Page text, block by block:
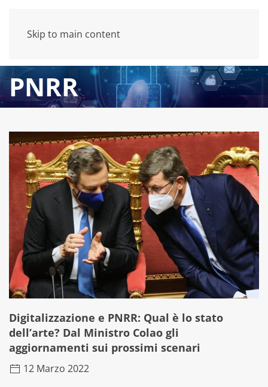
Skip to main content
PNRR
Digitalizzazione e PNRR: Qual è lo stato
dell’arte? Dal Ministro Colao gli
aggiornamenti sui prossimi scenari
12 Marzo 2022